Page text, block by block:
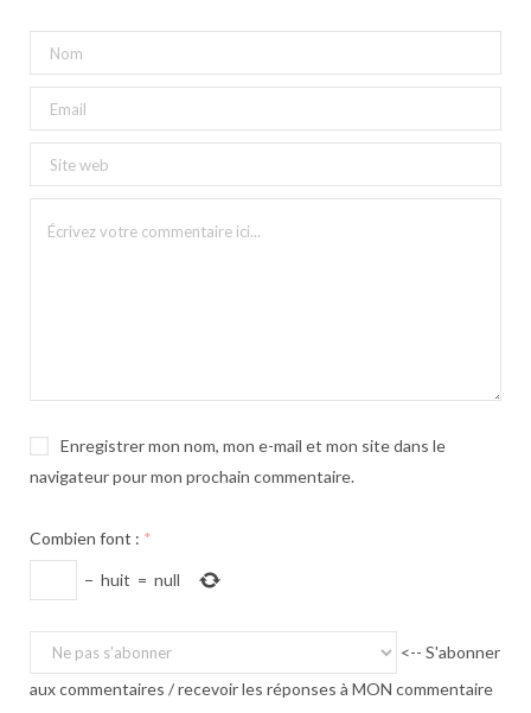
Enregistrer mon nom, mon e-mail et mon site dans le
navigateur pour mon prochain commentaire.
Combien font : *
− huit = null
<-- S'abonner
aux commentaires / recevoir les réponses à MON commentaire